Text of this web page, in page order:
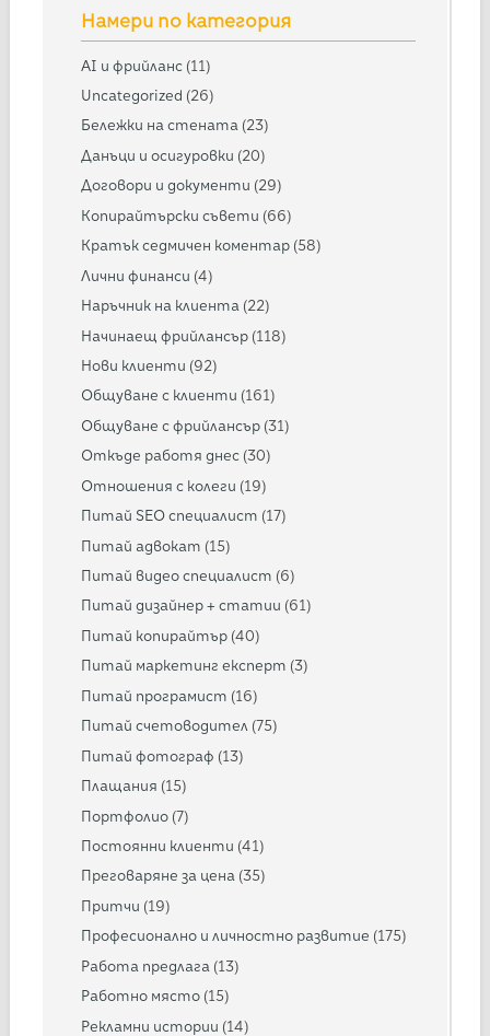
Намери по категория
AI и фрийланс (11)
Uncategorized (26)
Бележки на стената (23)
Данъци и осигуровки (20)
Договори и документи (29)
Копирайтърски съвети (66)
Кратък седмичен коментар (58)
Лични финанси (4)
Наръчник на клиента (22)
Начинаещ фрийлансър (118)
Нови клиенти (92)
Общуване с клиенти (161)
Общуване с фрийлансър (31)
Откъде работя днес (30)
Отношения с колеги (19)
Питай SEO специалист (17)
Питай адвокат (15)
Питай видео специалист (6)
Питай дизайнер + статии (61)
Питай копирайтър (40)
Питай маркетинг експерт (3)
Питай програмист (16)
Питай счетоводител (75)
Питай фотограф (13)
Плащания (15)
Портфолио (7)
Постоянни клиенти (41)
Преговаряне за цена (35)
Притчи (19)
Професионално и личностно развитие (175)
Работа предлага (13)
Работно място (15)
Рекламни истории (14)